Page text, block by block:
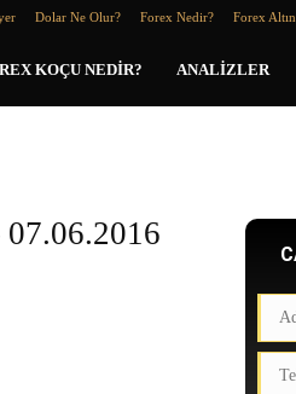
Dolar Ne Olur? Forex Nedir? Forex
KOÇU NEDIR? ANALIZLER
07.06.2016